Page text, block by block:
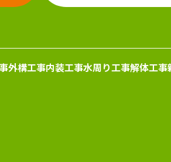
外構工事内装工事水周り工事解体工事